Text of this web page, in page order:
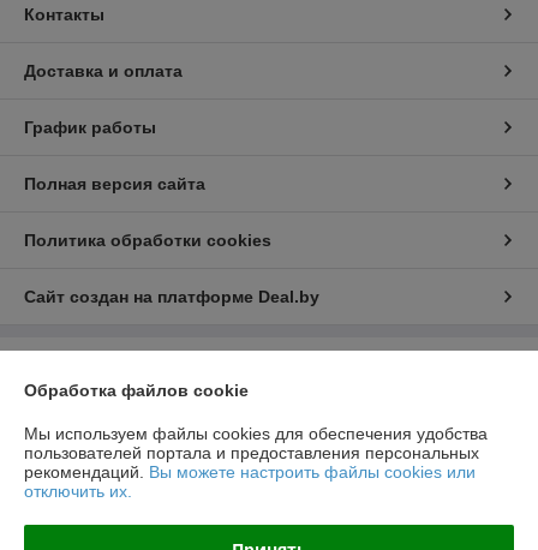
Контакты
Доставка и оплата
График работы
Полная версия сайта
Политика обработки cookies
Сайт создан на платформе Deal.by
222519, Беларусь, Минская обл., г.Борисов, ул.Днепровская д.58 к.7-34
Регистрационный номер ЕГР: 691923499
Регистрационный орган: Борисовский РИК
Обработка файлов cookie
Мы используем файлы cookies для обеспечения удобства
пользователей портала и предоставления персональных
рекомендаций. Вы можете настроить файлы cookies или
отключить их.